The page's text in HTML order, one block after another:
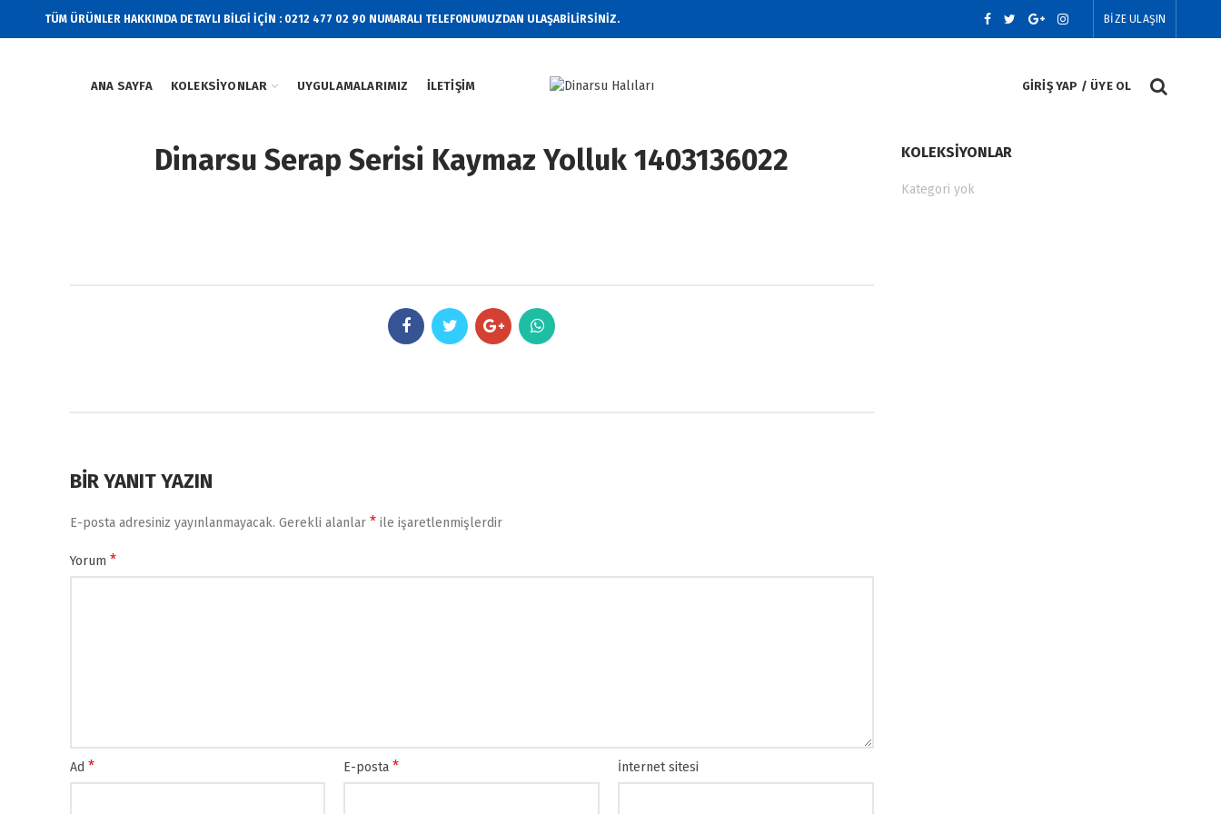
TÜM ÜRÜNLER HAKKINDA DETAYLI BİLGİ İÇİN : 0212 477 02 90 NUMARALI TELEFONUMUZDAN ULAŞABİLİRSİNİZ. BİZE ULAŞIN
ANA SAYFA KOLEKSIYONLAR UYGULAMALARIMIZ İLETIŞIM GIRIŞ YAP / ÜYE OL
Dinarsu Serap Serisi Kaymaz Yolluk 1403136022
BIR YANIT YAZIN
E-posta adresiniz yayınlanmayacak. Gerekli alanlar *ile işaretlenmişlerdir
Yorum *
Ad * E-posta* İnternet sitesi
KOLEKSIYONLAR
Kategori yok